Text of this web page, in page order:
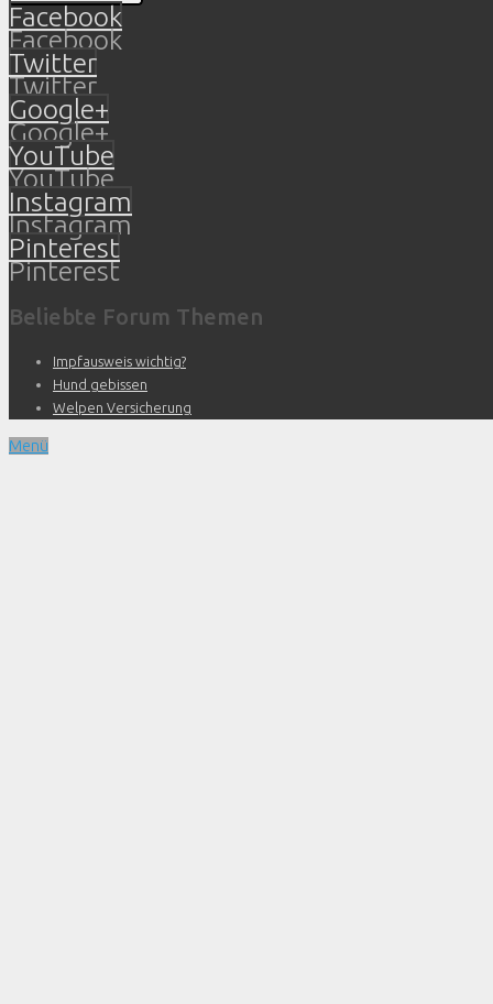
Facebook
Facebook
Twitter
Twitter
Google+
Google+
YouTube
YouTube
Instagram
Instagram
Pinterest
Pinterest
Beliebte Forum Themen
Impfausweis wichtig?
Hund gebissen
Welpen Versicherung
Menü